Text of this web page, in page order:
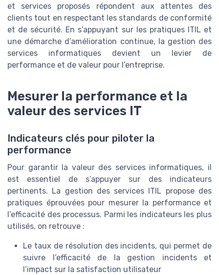
et services proposés répondent aux attentes des
clients tout en respectant les standards de conformité
et de sécurité. En s’appuyant sur les pratiques ITIL et
une démarche d’amélioration continue, la gestion des
services informatiques devient un levier de
performance et de valeur pour l’entreprise.
Mesurer la performance et la
valeur des services IT
Indicateurs clés pour piloter la
performance
Pour garantir la valeur des services informatiques, il
est essentiel de s’appuyer sur des indicateurs
pertinents. La gestion des services ITIL propose des
pratiques éprouvées pour mesurer la performance et
l’efficacité des processus. Parmi les indicateurs les plus
utilisés, on retrouve :
Le taux de résolution des incidents, qui permet de
suivre l’efficacité de la gestion incidents et
l’impact sur la satisfaction utilisateur